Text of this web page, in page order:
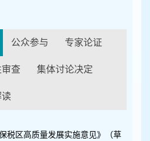
公众参与 专家论证
审查 集体讨论决定
税区高质量发展实施意见》（草